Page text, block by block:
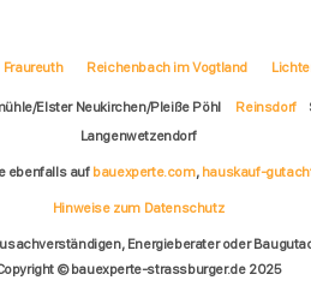
Fraureuth Reichenbach im Vogtland
Elster Neukirchen/Pleiße Pöhl Reinsdorf
Langenwetzendorf
ebenfalls auf bauexperte.com, hauskauf-
Hinweise zum Datenschutz
Energieberater oder
© bauexperte-strassburger.de 2025